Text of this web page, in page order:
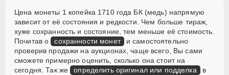
Цена монеты 1 копейка 1710 года БК (медь) напрямую
зависит от её состояния и редкости. Чем больше тираж,
хуже сохранность и состояние, тем меньше её стоимость.
Почитав о сохранности монет и самостоятельно
проверив продажи на аукционах, чаще всего, Вы сами
сможете примерно оценить, сколько она стоит на
сегодня. Так же определить оригинал или подделка в